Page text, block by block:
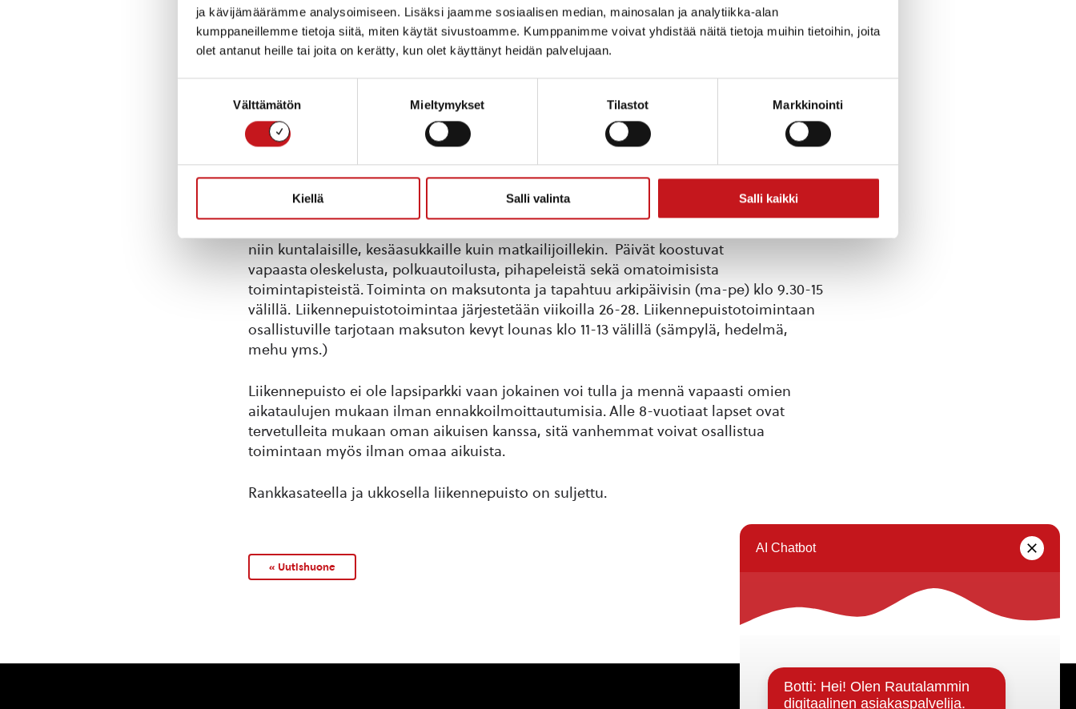
ja kävijämäärämme analysoimiseen. Lisäksi jaamme sosiaalisen median, mainosalan ja analytiikka-alan
kumppaneillemme tietoja siitä, miten käytät sivustoamme. Kumppanimme voivat yhdistää näitä tietoja muihin tietoihin, joita
olet antanut heille tai joita on kerätty, kun olet käyttänyt heidän palvelujaan.
Välttämätön Mieltymykset Tilastot Markkinointi
Kiellä Salli valinta Salli kaikki
niin kuntalaisille, kesäasukkaille kuin matkailijoillekin. Päivät koostuvat
vapaasta oleskelusta, polkuautoilusta, pihapeleistä sekä omatoimisista
toimintapisteistä. Toiminta on maksutonta ja tapahtuu arkipäivisin (ma-pe) klo 9.30-15
välillä. Liikennepuistotoimintaa järjestetään viikoilla 26-28. Liikennepuistotoimintaan
osallistuville tarjotaan maksuton kevyt lounas klo 11-13 välillä (sämpylä, hedelmä,
mehu yms.)
Liikennepuisto ei ole lapsiparkki vaan jokainen voi tulla ja mennä vapaasti omien
aikataulujen mukaan ilman ennakkoilmoittautumisia. Alle 8-vuotiaat lapset ovat
tervetulleita mukaan oman aikuisen kanssa, sitä vanhemmat voivat osallistua
toimintaan myös ilman omaa aikuista.
Rankkasateella ja ukkosella liikennepuisto on suljettu.
« Uutishuone